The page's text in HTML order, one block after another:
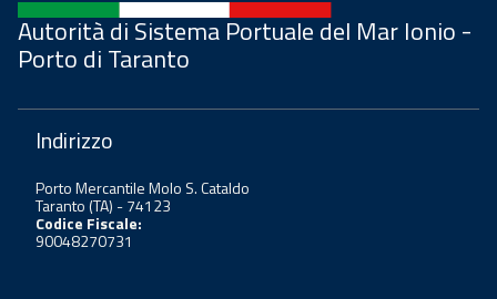
Autorità di Sistema Portuale del Mar Ionio -
Porto di Taranto
Indirizzo
Porto Mercantile Molo S. Cataldo
Taranto (TA) - 74123
Codice Fiscale:
90048270731